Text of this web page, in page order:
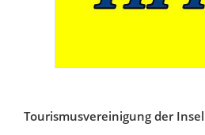
Tourismusvereinigung der